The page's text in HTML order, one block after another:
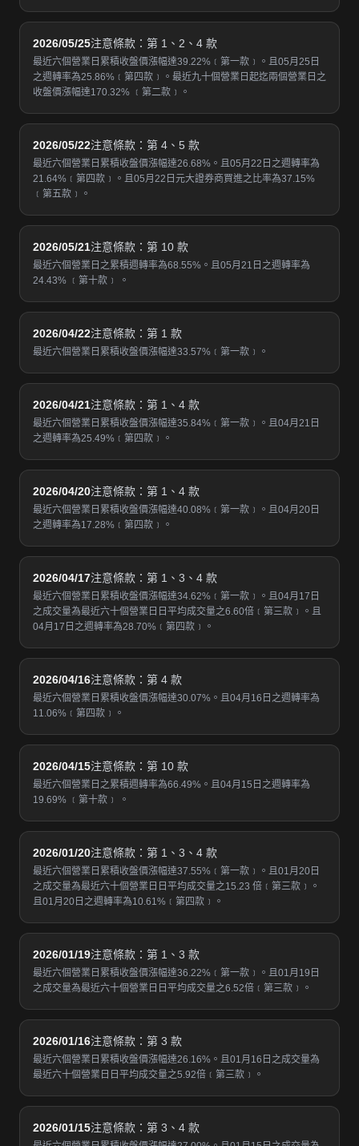
2026/05/25注意條款：第 1、2、4 款
最近六個營業日累積收盤價漲幅達39.22%﹝第一款﹞。且05月25日
之週轉率為25.86%﹝第四款﹞。最近九十個營業日起迄兩個營業日之
收盤價漲幅達170.32% ﹝第二款﹞。
2026/05/22注意條款：第 4、5 款
最近六個營業日累積收盤價漲幅達26.68%。且05月22日之週轉率為
21.64%﹝第四款﹞。且05月22日元大證券商買進之比率為37.15%
﹝第五款﹞。
2026/05/21注意條款：第 10 款
最近六個營業日之累積週轉率為68.55%。且05月21日之週轉率為
24.43% ﹝第十款﹞ 。
2026/04/22注意條款：第 1 款
最近六個營業日累積收盤價漲幅達33.57%﹝第一款﹞。
2026/04/21注意條款：第 1、4 款
最近六個營業日累積收盤價漲幅達35.84%﹝第一款﹞。且04月21日
之週轉率為25.49%﹝第四款﹞。
2026/04/20注意條款：第 1、4 款
最近六個營業日累積收盤價漲幅達40.08%﹝第一款﹞。且04月20日
之週轉率為17.28%﹝第四款﹞。
2026/04/17注意條款：第 1、3、4 款
最近六個營業日累積收盤價漲幅達34.62%﹝第一款﹞。且04月17日
之成交量為最近六十個營業日日平均成交量之6.60倍﹝第三款﹞。且
04月17日之週轉率為28.70%﹝第四款﹞。
2026/04/16注意條款：第 4 款
最近六個營業日累積收盤價漲幅達30.07%。且04月16日之週轉率為
11.06%﹝第四款﹞。
2026/04/15注意條款：第 10 款
最近六個營業日之累積週轉率為66.49%。且04月15日之週轉率為
19.69% ﹝第十款﹞ 。
2026/01/20注意條款：第 1、3、4 款
最近六個營業日累積收盤價漲幅達37.55%﹝第一款﹞。且01月20日
之成交量為最近六十個營業日日平均成交量之15.23 倍﹝第三款﹞。
且01月20日之週轉率為10.61%﹝第四款﹞。
2026/01/19注意條款：第 1、3 款
最近六個營業日累積收盤價漲幅達36.22%﹝第一款﹞。且01月19日
之成交量為最近六十個營業日日平均成交量之6.52倍﹝第三款﹞。
2026/01/16注意條款：第 3 款
最近六個營業日累積收盤價漲幅達26.16%。且01月16日之成交量為
最近六十個營業日日平均成交量之5.92倍﹝第三款﹞。
2026/01/15注意條款：第 3、4 款